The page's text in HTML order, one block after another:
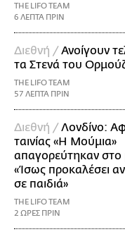
THE LIFO TEAM
6 ΛΕΠΤΑ ΠΡΙΝ
Διεθνή /Ανοίγουν
τα Στενά του
THE LIFO TEAM
57 ΛΕΠΤΑ ΠΡΙΝ
Διεθνή /Λονδίνο:
ταινίας «Η Μούμια»
απαγορεύτηκαν στο
«Ίσως προκαλέσει
σε παιδιά»
THE LIFO TEAM
2 ΩΡΕΣ ΠΡΙΝ